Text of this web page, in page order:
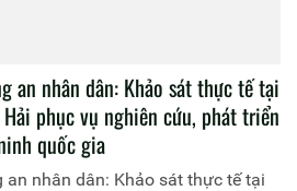
an nhân dân: Khảo sát thực tế tại
phục vụ nghiên cứu, phát triển
quốc gia
an nhân dân: Khảo sát thực tế tại